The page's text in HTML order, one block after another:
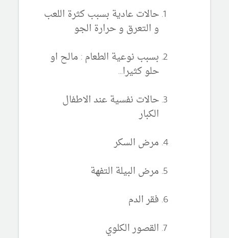
حالات عادية بسبب كثرة اللعب
و التعرق و حرارة الجو
بسبب نوعية الطعام : مالح او
حلو كثيرا...
حالات نفسية عند الاطفال
الكبار
مرض السكر
مرض البيلة التفهة
فقر الدم
القصور الكلوي